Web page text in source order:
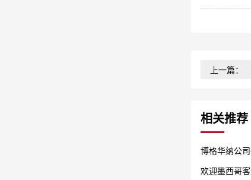
上一篇：
相关推荐
博格华纳公
欢迎墨西哥